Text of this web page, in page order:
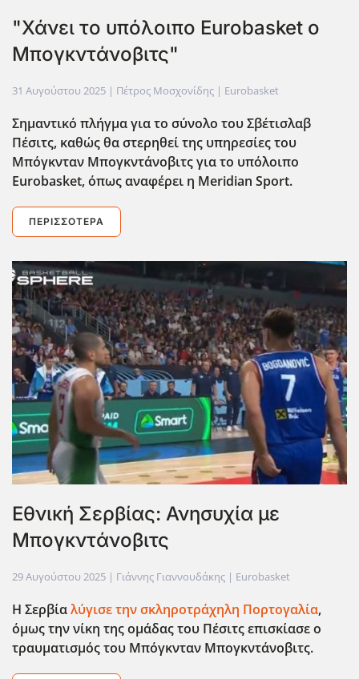
"Χάνει το υπόλοιπο Eurobasket ο
Μπογκντάνοβιτς"
31 Αυγούστου 2025 | Πέτρος Μοσχονίδης | Eurobasket
Σημαντικό πλήγμα για το σύνολο του Σβέτισλαβ
Πέσιτς, καθώς θα στερηθεί της υπηρεσίες του
Μπόγκνταν Μπογκντάνοβιτς για το υπόλοιπο
Eurobasket, όπως αναφέρει η Meridian Sport.
ΠΕΡΙΣΣΌΤΕΡΑ
Εθνική Σερβίας: Ανησυχία με
Μπογκντάνοβιτς
29 Αυγούστου 2025 | Γιάννης Γιαννουδάκης | Eurobasket
Η Σερβίαλύγισε την σκληροτράχηλη Πορτογαλία,
όμως την νίκη της ομάδας του Πέσιτς επισκίασε ο
τραυματισμός του Μπόγκνταν Μπογκντάνοβιτς.